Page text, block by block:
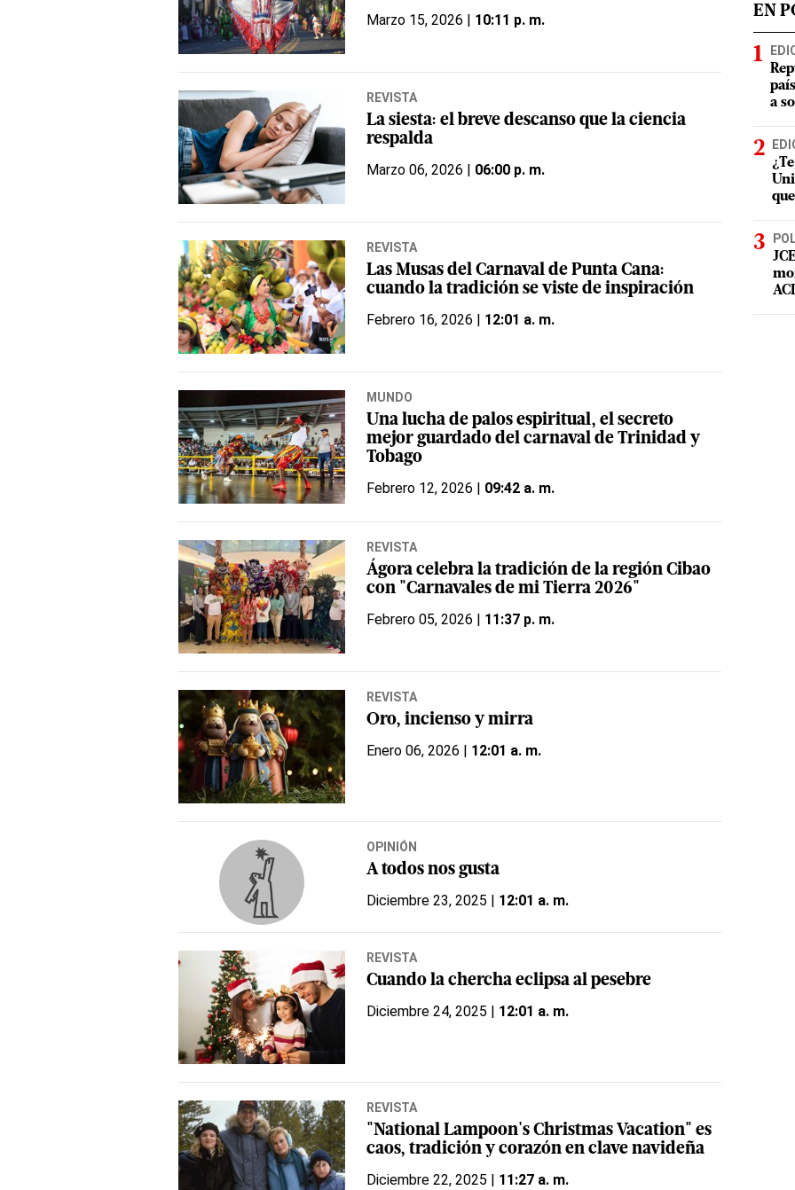
Marzo 15, 2026 | 10:11 p. m.
REVISTA
La siesta: el breve descanso que la ciencia
respalda
Marzo 06, 2026 | 06:00 p. m.
REVISTA
Las Musas del Carnaval de Punta Cana:
cuando la tradición se viste de inspiración
Febrero 16, 2026 | 12:01 a. m.
MUNDO
Una lucha de palos espiritual, el secreto
mejor guardado del carnaval de Trinidad y
Tobago
Febrero 12, 2026 | 09:42 a. m.
REVISTA
Ágora celebra la tradición de la región Cibao
con "Carnavales de mi Tierra 2026"
Febrero 05, 2026 | 11:37 p. m.
REVISTA
Oro, incienso y mirra
Enero 06, 2026 | 12:01 a. m.
OPINIÓN
A todos nos gusta
Diciembre 23, 2025 | 12:01 a. m.
REVISTA
Cuando la chercha eclipsa al pesebre
Diciembre 24, 2025 | 12:01 a. m.
REVISTA
"National Lampoon's Christmas Vacation" es
caos, tradición y corazón en clave navideña
Diciembre 22, 2025 | 11:27 a. m.
EN
a